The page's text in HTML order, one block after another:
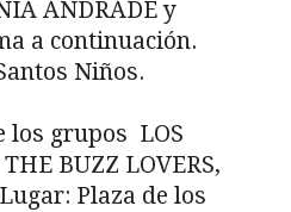
ANDRADE y
a continuación.
Niños.
los grupos LOS
BUZZ LOVERS,
Plaza de los